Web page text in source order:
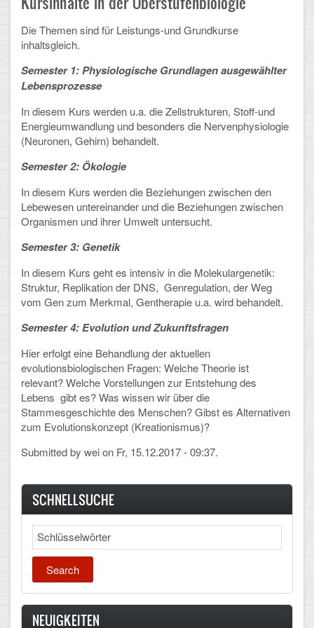
Schulalbum
Kollegium
Schulleitung
Sekretariat
Ganztagsschule
Schulsozialarbeit
Berufsorientierung
Arbeitsgemeinschaften
Klima-Projekt
Elternchor
Förderverein
Ehemalige
FÄCHER
Deutsch und Fremdsprachen
Ethik, Philosophie und Religion
Die Themen sind für Leistungs-und Grundkurse
inhaltsgleich.
Semester 1: Physiologische Grundlagen ausgewählter
Lebensprozesse
In diesem Kurs werden u.a. die Zellstrukturen, Stoff-und
Energieumwandlung und besonders die Nervenphysiologie
(Neuronen, Gehirn) behandelt.
Semester 2: Ökologie
In diesem Kurs werden die Beziehungen zwischen den
Lebewesen untereinander und die Beziehungen zwischen
Organismen und ihrer Umwelt untersucht.
Semester 3: Genetik
In diesem Kurs geht es intensiv in die Molekulargenetik:
Struktur, Replikation der DNS, Genregulation, der Weg
vom Gen zum Merkmal, Gentherapie u.a. wird behandelt.
Semester 4: Evolution und Zukunftsfragen
Hier erfolgt eine Behandlung der aktuellen
evolutionsbiologischen Fragen: Welche Theorie ist
relevant? Welche Vorstellungen zur Entstehung des
Lebens gibt es? Was wissen wir über die
Stammesgeschichte des Menschen? Gibst es Alternativen
zum Evolutionskonzept (Kreationismus)?
Submitted by weion Fr, 15.12.2017 - 09:37.
SCHNELLSUCHE
Search
NEUIGKEITEN